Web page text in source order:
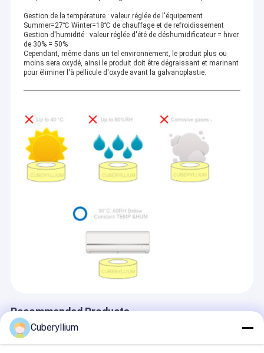
Gestion de la température : valeur réglée de l'équipement
Summer=27℃ Winter=18℃ de chauffage et de refroidissement
Gestion d'humidité : valeur réglée d'été de déshumidificateur = hiver
de 30% = 50%
Cependant, même dans un tel environnement, le produit plus ou
moins sera oxydé, ainsi le produit doit être dégraissant et marinant
pour éliminer l'à pellicule d'oxyde avant la galvanoplastie.
Recommended Products
Cuberyllium